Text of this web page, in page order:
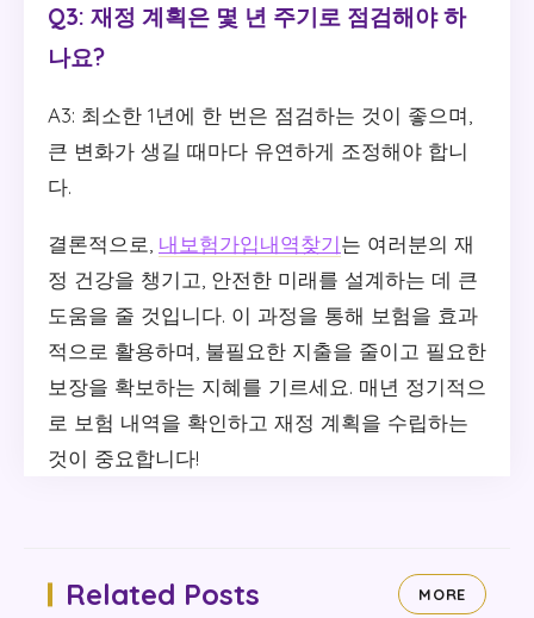
Q3: 재정 계획은 몇 년 주기로 점검해야 하
나요?
A3: 최소한 1년에 한 번은 점검하는 것이 좋으며,
큰 변화가 생길 때마다 유연하게 조정해야 합니
다.
결론적으로, 내보험가입내역찾기는 여러분의 재
정 건강을 챙기고, 안전한 미래를 설계하는 데 큰
도움을 줄 것입니다. 이 과정을 통해 보험을 효과
적으로 활용하며, 불필요한 지출을 줄이고 필요한
보장을 확보하는 지혜를 기르세요. 매년 정기적으
로 보험 내역을 확인하고 재정 계획을 수립하는
것이 중요합니다!
Related Posts MORE